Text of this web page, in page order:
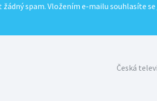
spam. Vložením e-mailu souhlasíte se